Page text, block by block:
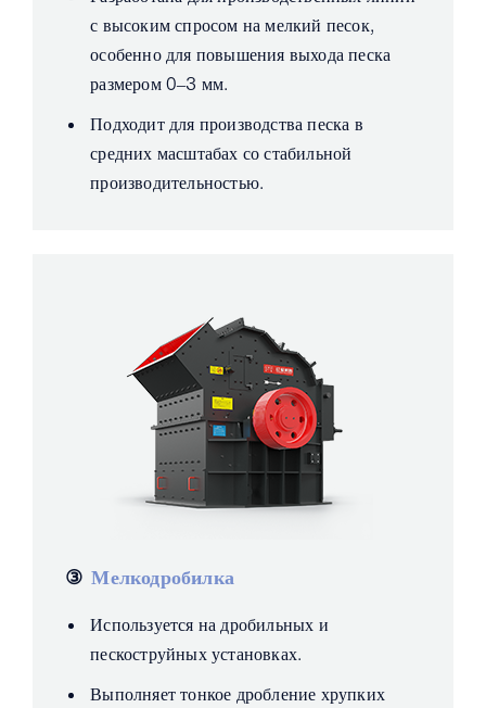
с высоким спросом на мелкий песок,
особенно для повышения выхода песка
размером 0–3 мм.
Подходит для производства песка в
средних масштабах со стабильной
производительностью.
③ Мелкодробилка
Используется на дробильных и
пескоструйных установках.
Выполняет тонкое дробление хрупких